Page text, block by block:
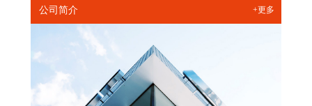
公司简介 +更多